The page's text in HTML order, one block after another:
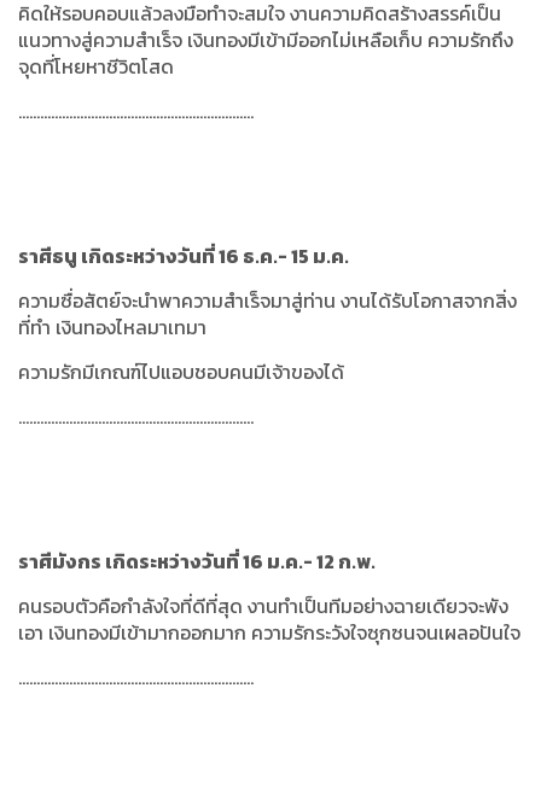
คิดให้รอบคอบแล้วลงมือทำจะสมใจ งานความคิดสร้างสรรค์เป็น
แนวทางสู่ความสำเร็จ เงินทองมีเข้ามีออกไม่เหลือเก็บ ความรักถึง
จุดที่โหยหาชีวิตโสด
.................................................................
ราศีธนู เกิดระหว่างวันที่ 16 ธ.ค.- 15 ม.ค.
ความซื่อสัตย์จะนำพาความสำเร็จมาสู่ท่าน งานได้รับโอกาสจากสิ่ง
ที่ทำ เงินทองไหลมาเทมา
ความรักมีเกณฑ์ไปแอบชอบคนมีเจ้าของได้
.................................................................
ราศีมังกร เกิดระหว่างวันที่ 16 ม.ค.- 12 ก.พ.
คนรอบตัวคือกำลังใจที่ดีที่สุด งานทำเป็นทีมอย่างฉายเดียวจะพัง
เอา เงินทองมีเข้ามากออกมาก ความรักระวังใจซุกซนจนเผลอปันใจ
.................................................................